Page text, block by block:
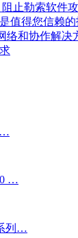
止勒索软件
值得您信赖
络和协作解
…
列…